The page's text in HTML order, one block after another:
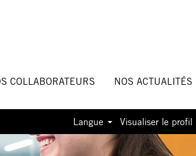
COLLABORATEURS NOS ACTUALITÉS
Langue Visualiser le profil